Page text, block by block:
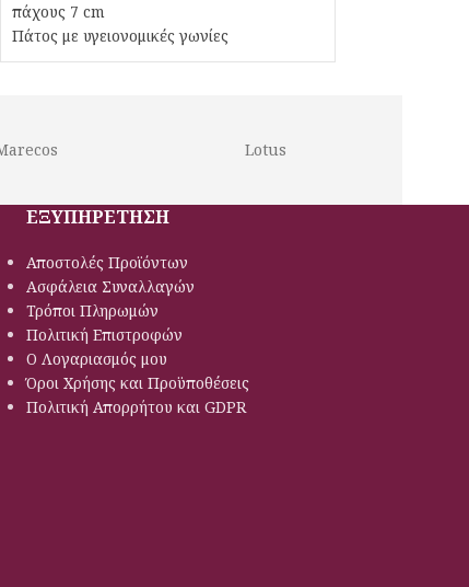
πάχους 7 cm
Πάτος με υγειονομικές γωνίες
Διπλά τζάμια
Lotus
ΕΞΥΠΗΡΕΤΗΣΗ
Αποστολές Προϊόντων
Ασφάλεια Συναλλαγών
Τρόποι Πληρωμών
Πολιτική Eπιστροφών
Ο Λογαριασμός μου
Όροι Χρήσης και Προϋποθέσεις
Πολιτική Απορρήτου και GDPR